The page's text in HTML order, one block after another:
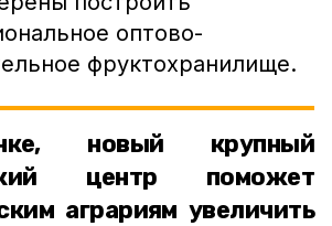
оптово-
фруктохранилище.
новый крупный
центр поможет
аграриям увеличить